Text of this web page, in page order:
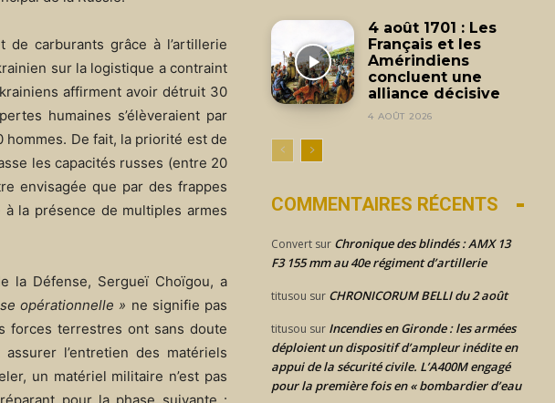
carburants grâce à l’artillerie
sur la logistique a contraint
affirment avoir détruit 30
humaines s’élèveraient par
De fait, la priorité est de
les capacités russes (entre 20
envisagée que par des frappes
la présence de multiples armes
la Défense, Sergueï Choïgou, a
opérationnelle » ne signifie pas
forces terrestres ont sans doute
l’entretien des matériels
un matériel militaire n’est pas
4 août 1701 : Les
Français et les
Amérindiens
concluent une
alliance décisive
4 AOÛT 2026
COMMENTAIRES RÉCENTS
Convert sur Chronique des blindés : AMX 13
F3 155 mm au 40e régiment d’artillerie
titusou sur CHRONICORUM BELLI du 2 août
titusou sur Incendies en Gironde : les armées
déploient un dispositif d’ampleur inédite en
appui de la sécurité civile. L’A400M engagé
pour la première fois en « bombardier d’eau